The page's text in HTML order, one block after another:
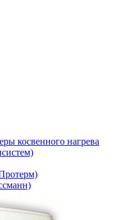
косвенного нагрева